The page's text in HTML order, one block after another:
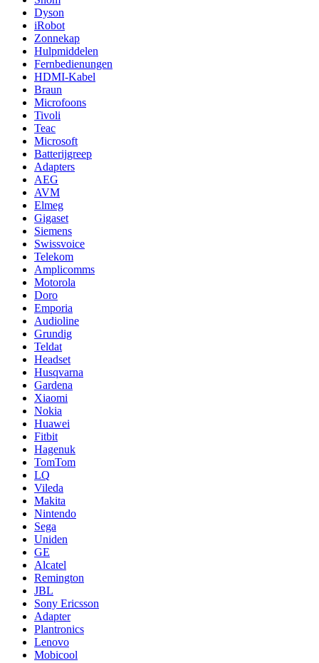
Dyson
iRobot
Zonnekap
Hulpmiddelen
Fernbedienungen
HDMI-Kabel
Braun
Microfoons
Tivoli
Teac
Microsoft
Batterijgreep
Adapters
AEG
AVM
Elmeg
Gigaset
Siemens
Swissvoice
Telekom
Amplicomms
Motorola
Doro
Emporia
Audioline
Grundig
Teldat
Headset
Husqvarna
Gardena
Xiaomi
Nokia
Huawei
Fitbit
Hagenuk
TomTom
LQ
Vileda
Makita
Nintendo
Sega
Uniden
GE
Alcatel
Remington
JBL
Sony Ericsson
Adapter
Plantronics
Lenovo
Mobicool